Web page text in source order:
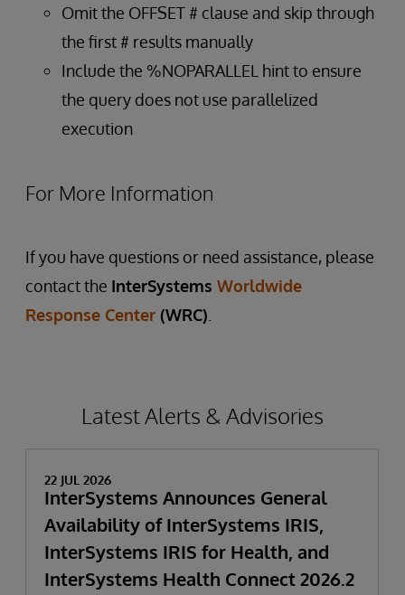
Omit the OFFSET # clause and skip through
the first # results manually
Include the %NOPARALLEL hint to ensure
the query does not use parallelized
execution
For More Information
If you have questions or need assistance, please
contact the InterSystems Worldwide
Response Center (WRC)
Latest Alerts & Advisories
22 JUL 2026
InterSystems Announces General
Availability of InterSystems IRIS,
InterSystems IRIS for Health, and
InterSystems Health Connect 2026.2